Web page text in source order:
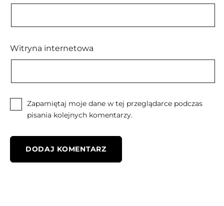
Witryna internetowa
Zapamiętaj moje dane w tej przeglądarce podczas
pisania kolejnych komentarzy.